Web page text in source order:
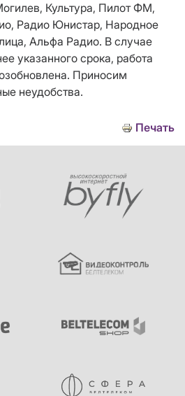
Культура, Пилот ФМ,
Радио Юнистар, Народное
Альфа Радио. В случае
указанного срока, работа
Приносим
неудобства.
Печать